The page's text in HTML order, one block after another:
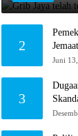
2
2021,
Juni
3
Hal